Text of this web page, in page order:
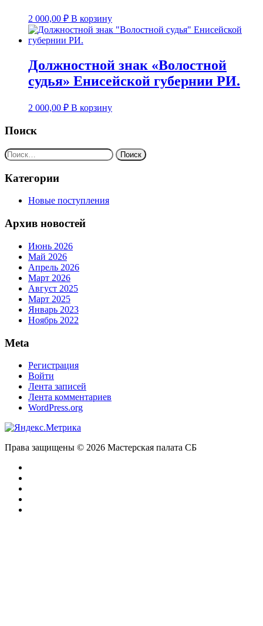
2 000,00 ₽ В корзину
Должностной знак «Волостной
судья» Енисейской губернии РИ.
2 000,00 ₽ В корзину
Поиск
Найти:
Категории
Новые поступления
Архив новостей
Июнь 2026
Май 2026
Апрель 2026
Март 2026
Август 2025
Март 2025
Январь 2023
Ноябрь 2022
Meta
Регистрация
Войти
Лента записей
Лента комментариев
WordPress.org
Права защищены © 2026 Мастерская палата СБ